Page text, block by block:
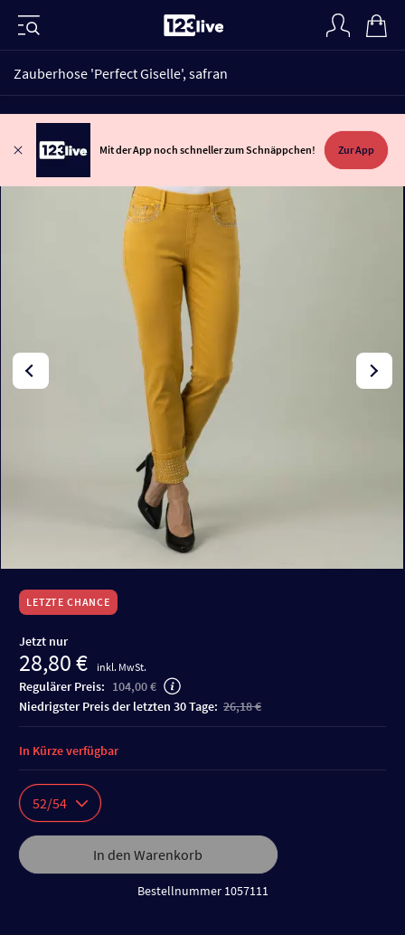
Zauberhose 'Perfect Giselle', safran
Mit der App noch schneller zum Schnäppchen! Zur App
LETZTE CHANCE
Jetzt nur
28,80 € inkl. MwSt.
Regulärer Preis: 104,00 €
niedrigster Preis der letzten 30 Tage: 26,18 €
52/54
In den Warenkorb
Bestellnummer 1057111
In Kürze verfügbar